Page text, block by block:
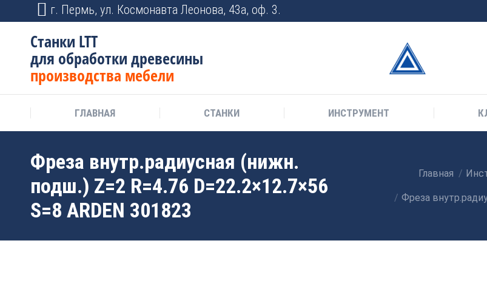
г. Пермь, ул. Космонавта Леонова, 43а, оф. 3.
Станки LTT
для обработки древесины
производства мебели
ГЛАВНАЯ СТАНКИ ИНСТРУМЕНТ
Фреза внутр.радиусная (нижн.
подш.) Z=2 R=4.76 D=22.2×12.7×56
S=8 ARDEN 301823
Главная
Фреза